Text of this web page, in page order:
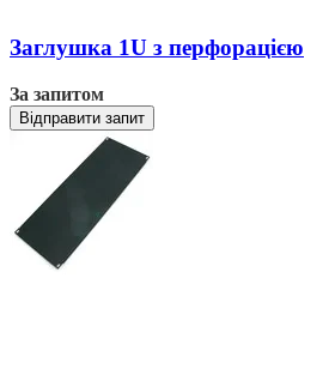
Заглушка 1U з перфорацією
За запитом
Відправити запит